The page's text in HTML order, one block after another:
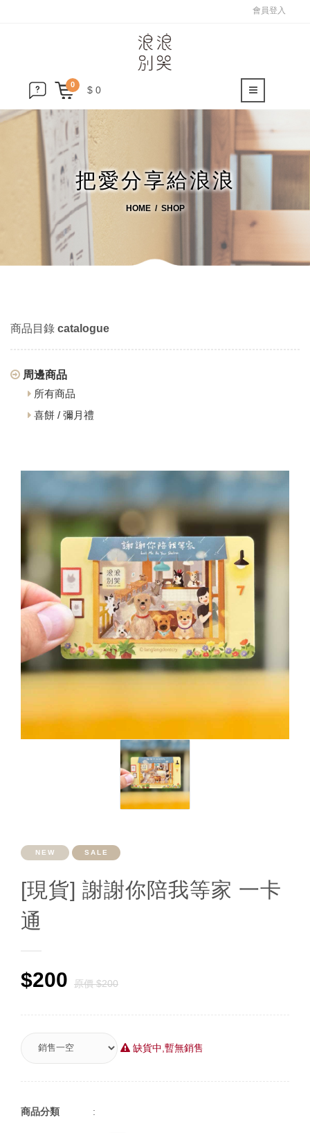
會員登入
0 $ 0
把愛分享給浪浪
HOME SHOP
商品目錄 catalogue
周邊商品
所有商品
喜餅 / 彌月禮
NEW SALE
[現貨] 謝謝你陪我等家 一卡
通
$200 原價 $200
缺貨中,暫無銷售
商品分類 :